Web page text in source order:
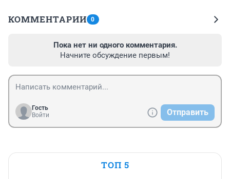
КОММЕНТАРИИ 0
Пока нет ни одного комментария.
Начните обсуждение первым!
Гость
Войти
Отправить
ТОП 5